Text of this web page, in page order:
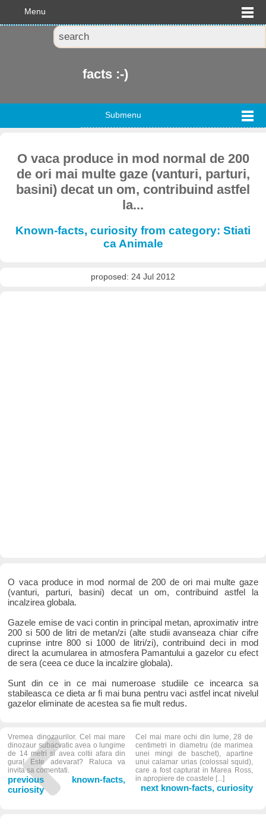
Menu
facts :-)
Submenu
O vaca produce in mod normal de 200
de ori mai multe gaze (vanturi, parturi,
basini) decat un om, contribuind astfel
la...
Known-facts, curiosity from category: Stiati
ca Animale
proposed: 24 Jul 2012
O vaca produce in mod normal de 200 de ori mai multe gaze
(vanturi, parturi, basini) decat un om, contribuind astfel la
incalzirea globala.
Gazele emise de vaci contin in principal metan, aproximativ intre
200 si 500 de litri de metan/zi (alte studii avanseaza chiar cifre
cuprinse intre 800 si 1000 de litri/zi), contribuind deci in mod
direct la acumularea in atmosfera Pamantului a gazelor cu efect
de sera (ceea ce duce la incalzire globala).
Sunt din ce in ce mai numeroase studiile ce incearca sa
stabileasca ce dieta ar fi mai buna pentru vaci astfel incat nivelul
gazelor eliminate de acestea sa fie mult redus.
Vremea dinozaurilor. Cel mai mare
dinozaur subacvatic avea o lungime
de 14 metri si avea coltii afara din
gura! Este adevarat? Raluca va
invita sa comentati.
previous known-facts,
curiosity
Cel mai mare ochi din lume, 28 de
centimetri in diametru (de marimea
unei mingi de baschet), apartine
unui calamar urias (colossal squid),
care a fost capturat in Marea Ross,
in apropiere de coastele [...]
next known-facts, curiosity